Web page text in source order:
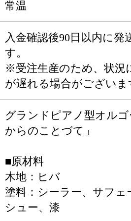
常温
入金確認後90日以内に発
す。
※受注生産のため、状況
が遅れる場合がございま
グランドピアノ型オル
からのことづて」
■原材料
木地：ヒバ
塗料：シーラー、サフェ
シュー、漆